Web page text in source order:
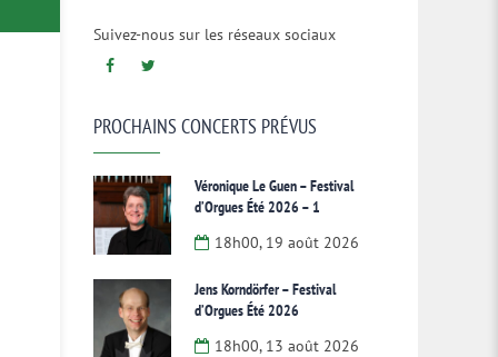
Suivez-nous sur les réseaux sociaux
PROCHAINS CONCERTS PRÉVUS
Véronique Le Guen – Festival
d’Orgues Été 2026 – 1
18h00, 19 août 2026
Jens Korndörfer – Festival
d’Orgues Été 2026
18h00, 13 août 2026